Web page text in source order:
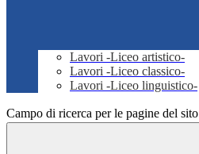
Lavori -Liceo artistico-
Lavori -Liceo classico-
Lavori -Liceo linguistico-
Campo di ricerca per le pagine del sito